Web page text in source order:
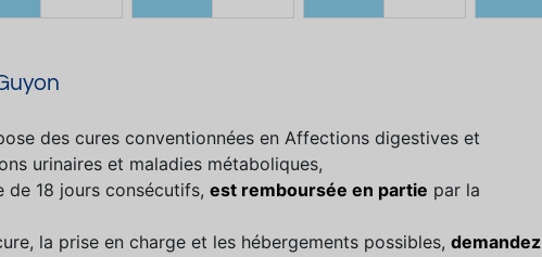
des cures conventionnées en Affections digestives et
urinaires et maladies métaboliques,
de 18 jours consécutifs, est remboursée en partie par la
la prise en charge et les hébergements possibles, demandez